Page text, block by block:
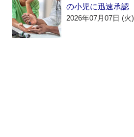
の小児に迅速承認
2026年07月07日 (火)